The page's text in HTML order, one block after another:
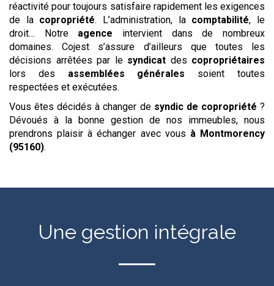
réactivité pour toujours satisfaire rapidement les exigences
de la copropriété. L’administration, la comptabilité, le
droit… Notre agence intervient dans de nombreux
domaines. Cojest s’assure d’ailleurs que toutes les
décisions arrêtées par le syndicat des copropriétaires
lors des assemblées générales soient toutes
respectées et exécutées.
Vous êtes décidés à changer de syndic de copropriété ?
Dévoués à la bonne gestion de nos immeubles, nous
prendrons plaisir à échanger avec vous à Montmorency
(95160).
Une gestion intégrale